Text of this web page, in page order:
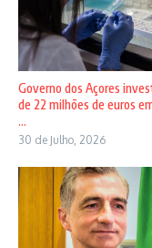
Governo dos Açores
de 22 milhões de euros
...
30 de Julho, 2026